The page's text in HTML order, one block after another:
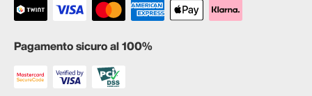
Pagamento sicuro al 100%